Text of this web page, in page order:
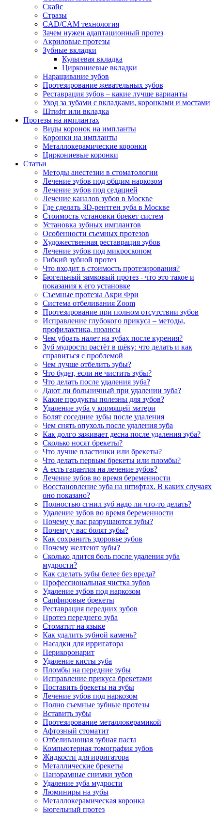
Скайс
Стразы
CAD/CAM технология
Зачем нужен адаптационный протез
Акриловые протезы
Зубные вкладки
Культевая вкладка
Циркониевые вкладки
Наращивание зубов
Протезирование жевательных зубов
Реставрация зубов – какие лучше варианты
Уход за зубами с вкладками, коронками и мостами
Штифт или вкладка
Протезы на имплантах
Виды коронок на импланты
Коронки на импланты
Металлокерамические коронки
Циркониевые коронки
Статьи
Методы анестезии в стоматологии
Лечение зубов под общим наркозом
Лечение зубов под седацией
Лечение каналов зубов в Москве
Где сделать 3D-рентген зуба в Москве
Стоимость установки брекет систем
Установка зубных имплантов
Особенности съемных протезов
Художественная реставрация зубов
Лечение зубов под микроскопом
Гибкий зубной протез
Что входит в стоимость протезирования?
Бюгельный замковый протез - что это такое и
показания к его установке
Съемные протезы Акри Фри
Система отбеливания Zoom
Протезирование при полном отсутствии зубов
Исправление глубокого прикуса – методы,
профилактика, нюансы
Чем убрать налет на зубах после курения?
Зуб мудрости растёт в щёку: что делать и как
справиться с проблемой
Чем лучше отбелить зубы?
Что будет, если не чистить зубы?
Что делать после удаления зуба?
Дают ли больничный при удалении зуба?
Какие продукты полезны для зубов?
Удаление зуба у кормящей матери
Болят соседние зубы после удаления
Чем снять опухоль после удаления зуба
Как долго заживает десна после удаления зуба?
Сколько носят брекеты?
Что лучше пластинки или брекеты?
Что делать первым брекеты или пломбы?
А есть гарантия на лечение зубов?
Лечение зубов во время беременности
Восстановление зуба на штифтах. В каких случаях
оно показано?
Полностью сгнил зуб надо ли что-то делать?
Удаление зубов во время беременности
Почему у вас разрушаются зубы?
Почему у вас болят зубы?
Как сохранить здоровье зубов
Почему желтеют зубы?
Сколько длится боль после удаления зуба
мудрости?
Как сделать зубы белее без вреда?
Профессиональная чистка зубов
Удаление зубов под наркозом
Сапфировые брекеты
Реставрация передних зубов
Протез переднего зуба
Стоматит на языке
Как удалить зубной камень?
Насадки для ирригатора
Перикоронарит
Удаление кисты зуба
Пломбы на передние зубы
Исправление прикуса брекетами
Поставить брекеты на зубы
Лечение зубов под наркозом
Полно съемные зубные протезы
Вставить зубы
Протезирование металлокерамикой
Афтозный стоматит
Отбеливающая зубная паста
Компьютерная томография зубов
Жидкости для ирригатора
Металлические брекеты
Панорамные снимки зубов
Удаление зуба мудрости
Люминиры на зубы
Металлокерамическая коронка
Бюгельный протез